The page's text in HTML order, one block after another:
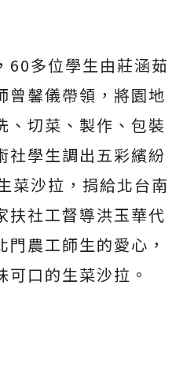
60多位學生由莊涵茹
曾馨儀帶領，將園地
、切菜、製作、包裝
社學生調出五彩繽紛
菜沙拉，捐給北台南
扶社工督導洪玉華代
農工師生的愛心，
口的生菜沙拉。